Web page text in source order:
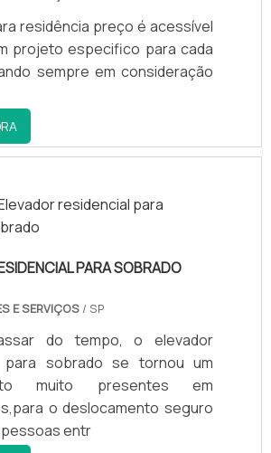
residência preço é acessível
projeto especifico para cada
sempre em consideração
PARA SOBRADO
E SERVIÇOS / SP
do tempo, o elevador
para sobrado se tornou um
muito presentes em
o deslocamento seguro
entr